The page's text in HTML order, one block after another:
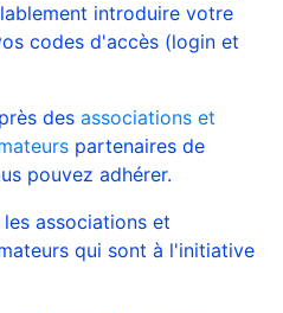
introduire votre
codes d'accès (login et
des associations et
partenaires de
pouvez adhérer.
associations et
qui sont à l'initiative